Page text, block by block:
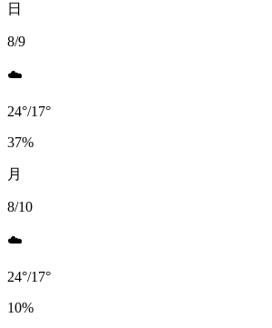
日
8/9
☁️
24°/17°
37%
月
8/10
☁️
24°/17°
10%